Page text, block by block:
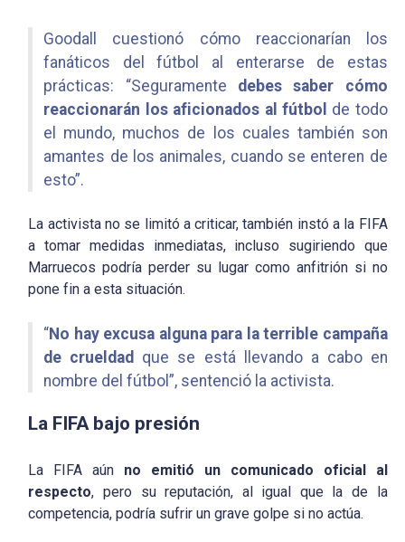
Goodall cuestionó cómo reaccionarían los
fanáticos del fútbol al enterarse de estas
prácticas: “Seguramente debes saber cómo
reaccionarán los aficionados al fútbol de todo
el mundo, muchos de los cuales también son
amantes de los animales, cuando se enteren de
esto”.
La activista no se limitó a criticar, también instó a la FIFA
a tomar medidas inmediatas, incluso sugiriendo que
Marruecos podría perder su lugar como anfitrión si no
pone fin a esta situación.
“No hay excusa alguna para la terrible campaña
de crueldad que se está llevando a cabo en
nombre del fútbol”, sentenció la activista.
La FIFA bajo presión
La FIFA aún no emitió un comunicado oficial al
respecto, pero su reputación, al igual que la de la
competencia, podría sufrir un grave golpe si no actúa.